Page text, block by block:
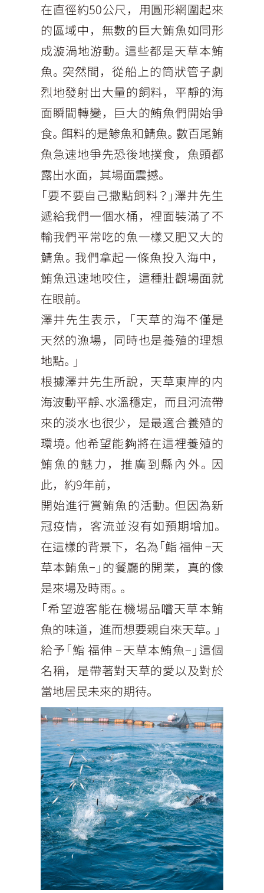
在直徑約50公尺，用圓形網圍起來
的區域中，無數的巨大鮪魚如同形
成漩渦地游動。這些都是天草本鮪
魚。突然間，從船上的筒狀管子劇
烈地發射出大量的飼料，平靜的海
面瞬間轉變，巨大的鮪魚們開始爭
食。餌料的是鯵魚和鯖魚。數百尾鮪
魚急速地爭先恐後地撲食，魚頭都
露出水面，其場面震撼。
「要不要自己撒點飼料？」澤井先生
遞給我們一個水桶，裡面裝滿了不
輸我們平常吃的魚一樣又肥又大的
鯖魚。我們拿起一條魚投入海中，
鮪魚迅速地咬住，這種壯觀場面就
在眼前。
澤井先生表示，「天草的海不僅是
天然的漁場，同時也是養殖的理想
地點。」
根據澤井先生所說，天草東岸的内
海波動平靜、水溫穩定，而且河流帶
來的淡水也很少，是最適合養殖的
環境。他希望能夠將在這裡養殖的
鮪魚的魅力，推廣到縣內外。因
此，約9年前，
開始進行賞鮪魚的活動。但因為新
冠疫情，客流並沒有如預期增加。
在這樣的背景下，名為「鮨 福伸 −天
草本鮪魚−」的餐廳的開業，真的像
是來場及時雨。。
「希望遊客能在機場品嚐天草本鮪
魚的味道，進而想要親自來天草。」
給予「鮨 福伸 −天草本鮪魚−」這個
名稱，是帶著對天草的愛以及對於
當地居民未來的期待。